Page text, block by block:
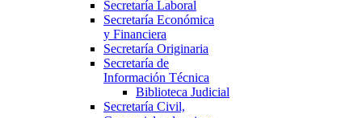
Secretaría Laboral
Secretaría Económica
y Financiera
Secretaría Originaria
Secretaría de
Información Técnica
Biblioteca Judicial
Secretaría Civil,